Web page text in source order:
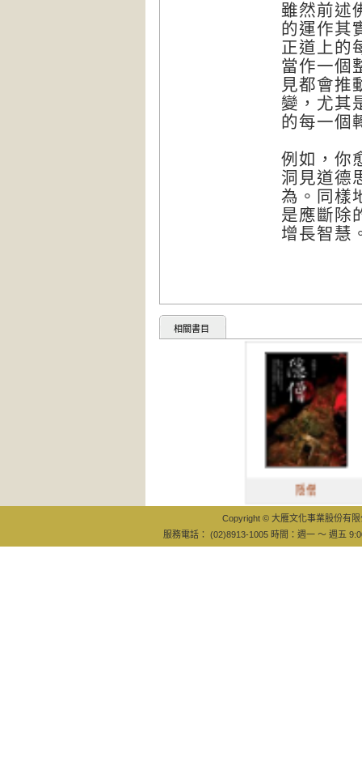
雖然前述
的運作其
正道上的
當作一個
見都會推
變，尤其
的每一個
例如，你
洞見道德
為。同樣
是應斷除
增長智慧
相關書目
Copyright © 大雁文化事業股份有
服務電話： (02)8913-1005 時間：週一 ～ 週五